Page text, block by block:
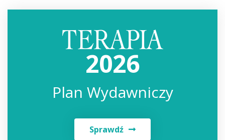
2026
Plan Wydawniczy
Sprawdź